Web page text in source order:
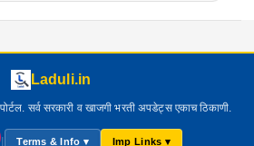
Laduli.in
पोर्टल. सर्व सरकारी व खाजगी भरती अपडेट्स एकाच ठिकाणी.
| Terms & Info ▾ Imp Links ▾